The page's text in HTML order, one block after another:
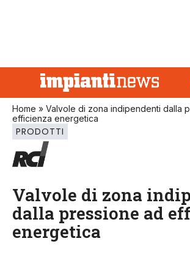
Home » Valvole di zona indipendenti dalla
efficienza energetica
PRODOTTI
Valvole di zona
dalla pressione ad
energetica